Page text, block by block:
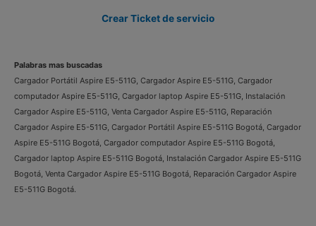
Crear Ticket de servicio
Palabras mas buscadas
Cargador Portátil Aspire E5-511G, Cargador Aspire E5-511G, Cargador
computador Aspire E5-511G, Cargador laptop Aspire E5-511G, Instalación
Cargador Aspire E5-511G, Venta Cargador Aspire E5-511G, Reparación
Cargador Aspire E5-511G, Cargador Portátil Aspire E5-511G Bogotá, Cargador
Aspire E5-511G Bogotá, Cargador computador Aspire E5-511G Bogotá,
Cargador laptop Aspire E5-511G Bogotá, Instalación Cargador Aspire E5-511G
Bogotá, Venta Cargador Aspire E5-511G Bogotá, Reparación Cargador Aspire
E5-511G Bogotá.